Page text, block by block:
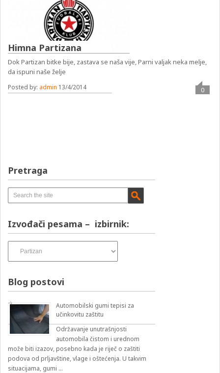
Himna Partizana
Dok Partizan bitke bije, zastava se naša vije, Parni valjak neka melje,
da ispuni naše želje
Posted by: admin 13/4/2014 0
Pretraga
Izvođači pesama – izbirnik:
pesama
Blog postovi
Automobilski gumi tepisi za
učinkovitu zaštitu
Održavanje unutrašnjosti
automobila čistom i urednom
može biti izazov, posebno kada je riječ o zaštiti
podova od prljavštine, vlage i oštećenja. U takvim
situacijama, gumi …